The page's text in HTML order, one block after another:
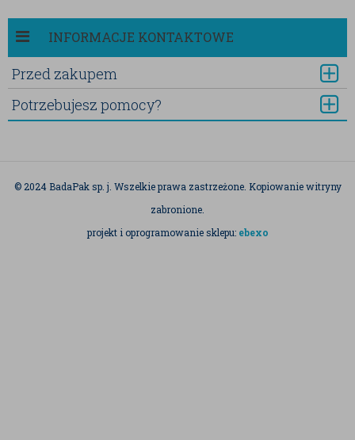
INFORMACJE KONTAKTOWE
Przed zakupem
Potrzebujesz pomocy?
© 2024 BadaPak sp. j. Wszelkie prawa zastrzeżone. Kopiowanie witryny
zabronione.
projekt i oprogramowanie sklepu: ebexo